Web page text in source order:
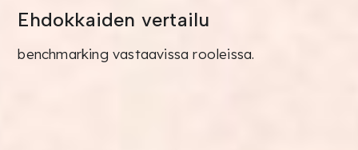
Ehdokkaiden vertailu
benchmarking vastaavissa rooleissa.